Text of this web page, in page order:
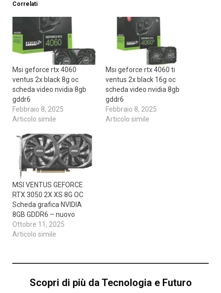
Correlati
Msi geforce rtx 4060
ventus 2x black 8g oc
scheda video nvidia 8gb
gddr6
Febbraio 8, 2025
Articolo simile
Msi geforce rtx 4060 ti
ventus 2x black 16g oc
scheda video nvidia 8gb
gddr6
Febbraio 8, 2025
Articolo simile
MSI VENTUS GEFORCE
RTX 3050 2X XS 8G OC
Scheda grafica NVIDIA
8GB GDDR6 – nuovo
Ottobre 11, 2025
Articolo simile
Scopri di più da Tecnologia e Futuro